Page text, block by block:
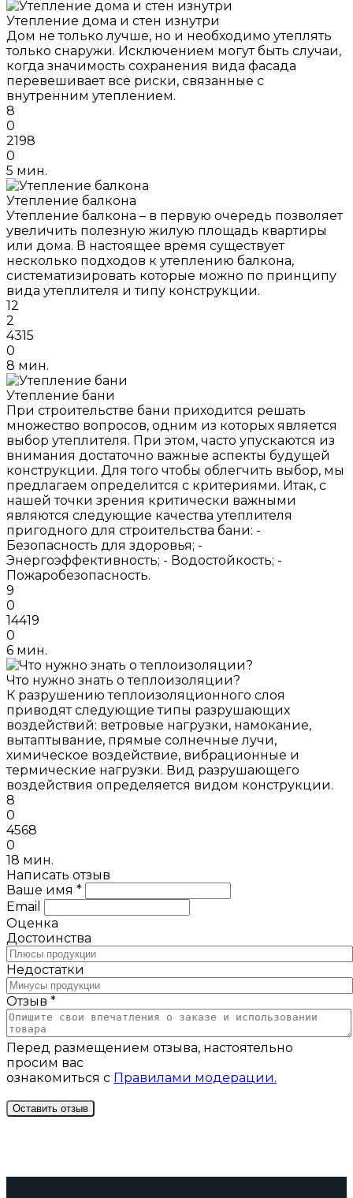
Утепление дома и стен изнутри
Дом не только лучше, но и необходимо утеплять
только снаружи. Исключением могут быть случаи,
когда значимость сохранения вида фасада
перевешивает все риски, связанные с
внутренним утеплением.
8
0
2198
0
5 мин.
Утепление балкона
Утепление балкона – в первую очередь позволяет
увеличить полезную жилую площадь квартиры
или дома. В настоящее время существует
несколько подходов к утеплению балкона,
систематизировать которые можно по принципу
вида утеплителя и типу конструкции.
12
2
4315
0
8 мин.
Утепление бани
При строительстве бани приходится решать
множество вопросов, одним из которых является
выбор утеплителя. При этом, часто упускаются из
внимания достаточно важные аспекты будущей
конструкции. Для того чтобы облегчить выбор, мы
предлагаем определится с критериями. Итак, с
нашей точки зрения критически важными
являются следующие качества утеплителя
пригодного для строительства бани: -
Безопасность для здоровья; -
Энергоэффективность; - Водостойкость; -
Пожаробезопасность.
9
0
14419
0
6 мин.
Что нужно знать о теплоизоляции?
К разрушению теплоизоляционного слоя
приводят следующие типы разрушающих
воздействий: ветровые нагрузки, намокание,
вытаптывание, прямые солнечные лучи,
химическое воздействие, вибрационные и
термические нагрузки. Вид разрушающего
воздействия определяется видом конструкции.
8
0
4568
0
18 мин.
Написать отзыв
Ваше имя *
Email
Оценка
Достоинства
Недостатки
Отзыв *
Перед размещением отзыва, настоятельно
просим вас
ознакомиться с Правилами модерации.